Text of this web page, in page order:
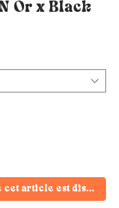
Or x Black
article est disponible